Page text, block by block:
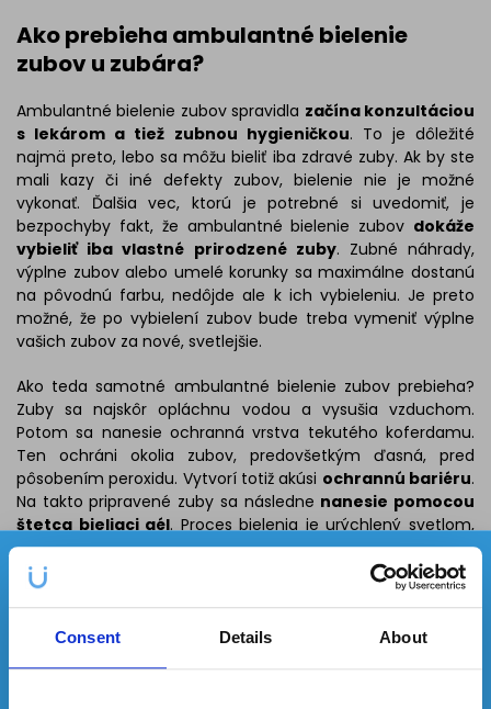
Consent Details About
Ako prebieha ambulantné bielenie
zubov u zubára?
Ambulantné bielenie zubov spravidla začína konzultáciou
s lekárom a tiež zubnou hygieničkou. To je dôležité
najmä preto, lebo sa môžu bieliť iba zdravé zuby. Ak by ste
mali kazy či iné defekty zubov, bielenie nie je možné
vykonať. Ďalšia vec, ktorú je potrebné si uvedomiť, je
bezpochyby fakt, že ambulantné bielenie zubov dokáže
vybieliť iba vlastné prirodzené zuby. Zubné náhrady,
výplne zubov alebo umelé korunky sa maximálne dostanú
na pôvodnú farbu, nedôjde ale k ich vybieleniu. Je preto
možné, že po vybielení zubov bude treba vymeniť výplne
vašich zubov za nové, svetlejšie.
Ako teda samotné ambulantné bielenie zubov prebieha?
Zuby sa najskôr opláchnu vodou a vysušia vzduchom.
Potom sa nanesie ochranná vrstva tekutého koferdamu.
Ten ochráni okolia zubov, predovšetkým ďasná, pred
pôsobením peroxidu. Vytvorí totiž akúsi ochrannú bariéru.
Na takto pripravené zuby sa následne nanesie pomocou
štetca bieliaci gél. Proces bielenia je urýchlený svetlom,
takžetrvá asi 15 minút. Postup nanášania bieliaceho gélu
a pôsobenia svetla sa potom
opakuje 3-4krát, podľa
požadovaného odtieňa vybielenia. Celý proces tak zaberie
od počtu aplikácií bieliaceho gélu.
✕
Každý mesiac môžete vyhrať3
produkty
z našej ponuky!